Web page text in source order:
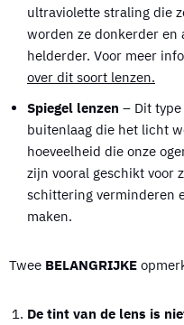
ultraviolette straling die
worden ze donkerder en
helderder. Voor meer
over dit soort lenzen.
Spiegel lenzen – Dit
buitenlaag die het licht
hoeveelheid die onze
zijn vooral geschikt voor
schittering verminderen
maken.
Twee BELANGRIJKE
De tint van de lens is